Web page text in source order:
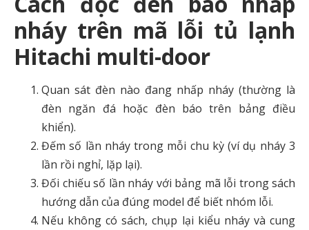
nháy trên mã lỗi tủ lạnh
Hitachi multi-door
Quan sát đèn nào đang nhấp nháy (thường là
đèn ngăn đá hoặc đèn báo trên bảng điều
khiển).
Đếm số lần nháy trong mỗi chu kỳ (ví dụ nháy 3
lần rồi nghỉ, lặp lại).
Đối chiếu số lần nháy với bảng mã lỗi trong sách
hướng dẫn của đúng model để biết nhóm lỗi.
Nếu không có sách, chụp lại kiểu nháy và cung